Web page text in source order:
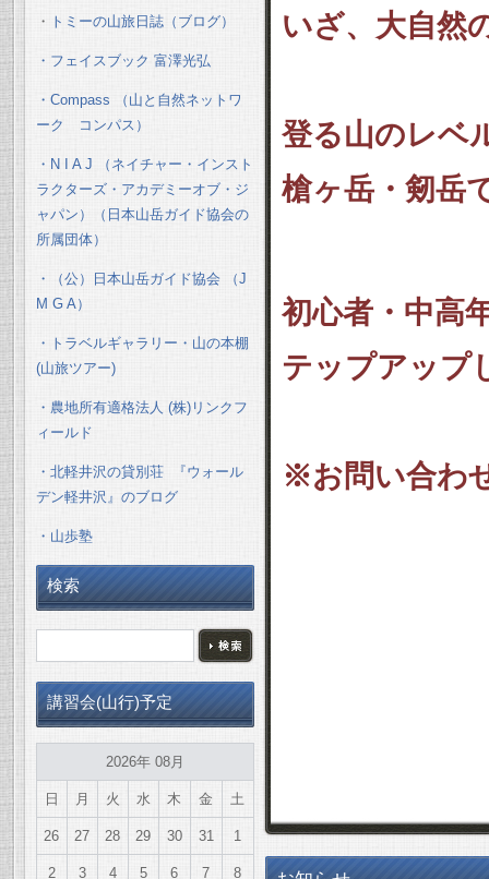
いざ、大自然
登る山のレベ
槍ヶ岳・ 剱岳
初心者・中高
テップアップ
※お問い合わ
・ トミーの山旅日誌（ブログ）
・フェイスブック 富澤光弘
・Compass （山と自然ネットワ
ーク コンパス）
・N I A J （ネイチャー・インスト
ラクターズ・アカデミーオブ・ジ
ャパン）（日本山岳ガイド協会の
所属団体）
・（公）日本山岳ガイド協会 （J
M G A）
・トラベルギャラリー・山の本棚
(山旅ツアー)
・農地所有適格法人 (株)リンクフ
ィールド
・北軽井沢の貸別荘 『ウォール
デン軽井沢』のブログ
・山歩塾
検索
講習会(山行)予定
2026年 08月
日 月 火 水 木 金 土
26 27 28 29 30 31 1
2 3 4 5 6 7 8